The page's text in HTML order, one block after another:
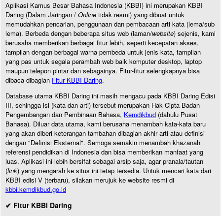
Aplikasi Kamus Besar Bahasa Indonesia (KBBI) ini merupakan KBBI
Daring (Dalam Jaringan / Online tidak resmi) yang dibuat untuk
memudahkan pencarian, penggunaan dan pembacaan arti kata (lema/sub
lema). Berbeda dengan beberapa situs web (laman/website) sejenis, kami
berusaha memberikan berbagai fitur lebih, seperti kecepatan akses,
tampilan dengan berbagai warna pembeda untuk jenis kata, tampilan
yang pas untuk segala perambah web baik komputer desktop, laptop
maupun telepon pintar dan sebagainya. Fitur-fitur selengkapnya bisa
dibaca dibagian Fitur KBBI Daring.
Database utama KBBI Daring ini masih mengacu pada KBBI Daring Edisi
III, sehingga isi (kata dan arti) tersebut merupakan Hak Cipta Badan
Pengembangan dan Pembinaan Bahasa, Kemdikbud (dahulu Pusat
Bahasa). Diluar data utama, kami berusaha menambah kata-kata baru
yang akan diberi keterangan tambahan dibagian akhir arti atau definisi
dengan "Definisi Eksternal". Semoga semakin menambah khazanah
referensi pendidikan di Indonesia dan bisa memberikan manfaat yang
luas. Aplikasi ini lebih bersifat sebagai arsip saja, agar pranala/tautan
(link) yang mengarah ke situs ini tetap tersedia. Untuk mencari kata dari
KBBI edisi V (terbaru), silakan merujuk ke website resmi di
kbbi.kemdikbud.go.id
✔ Fitur KBBI Daring